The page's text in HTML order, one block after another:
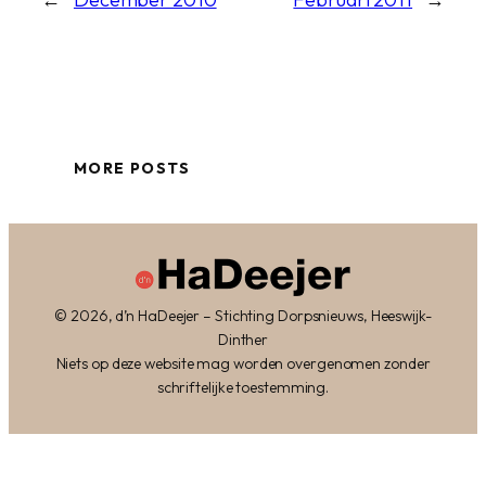
MORE POSTS
© 2026, d’n HaDeejer – Stichting Dorpsnieuws, Heeswijk-
Dinther
Niets op deze website mag worden overgenomen zonder
schriftelijke toestemming.